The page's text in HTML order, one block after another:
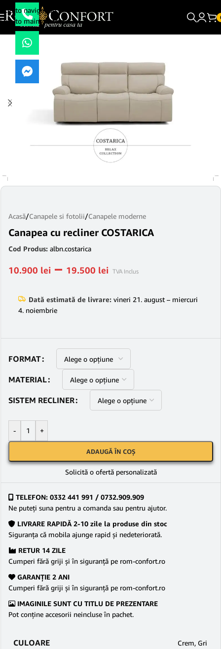
Skip to navigation
Skip to main content
Acasă/Canapele si fotolii/Canapele moderne
Canapea cu recliner COSTARICA
Cod Produs: albn.costarica
10.900 lei – 19.500 lei TVA Inclus
Dată estimată de livrare: vineri 21. august – miercuri
4. noiembrie
FORMAT
MATERIAL
SISTEM RECLINER
- +
ADAUGĂ ÎN COȘ
Solicită o ofertă personalizată
TELEFON: 0332 441 991 / 0732.909.909
Ne puteţi suna pentru a comanda sau pentru ajutor.
LIVRARE RAPIDĂ 2-10 zile la produse din stoc
Siguranţa că mobila ajunge rapid şi nedeteriorată.
RETUR 14 ZILE
Cumperi fără griji şi în siguranţă pe rom-confort.ro
GARANŢIE 2 ANI
Cumperi fără griji şi în siguranţă pe rom-confort.ro
IMAGINILE SUNT CU TITLU DE PREZENTARE
Pot conține accesorii neincluse în pachet.
CULOARE Crem, Gri